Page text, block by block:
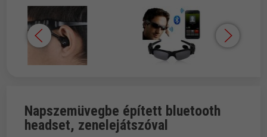
Napszemüvegbe épített bluetooth
headset, zenelejátszóval